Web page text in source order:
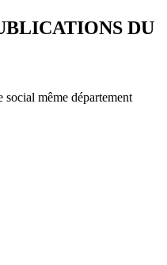
DU
social même département